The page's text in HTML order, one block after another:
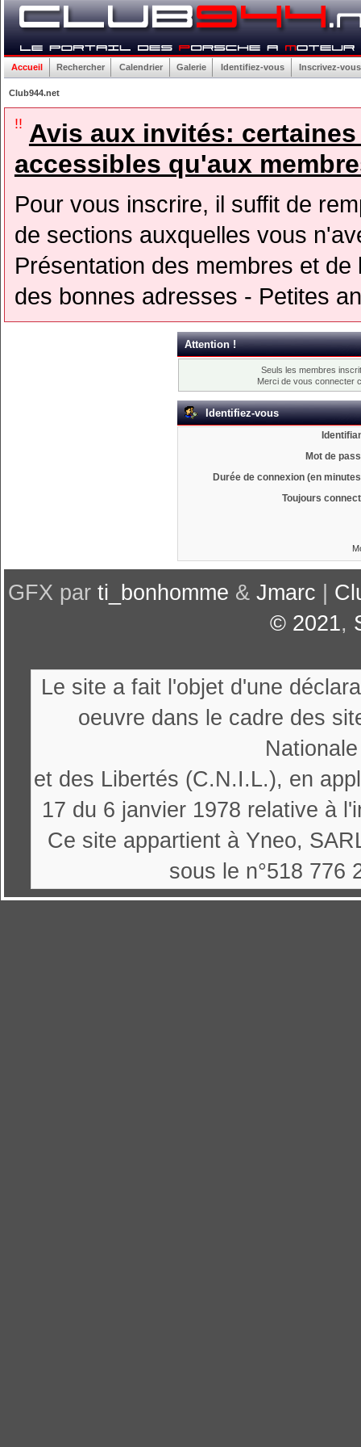
Accueil Rechercher Calendrier Galerie Identifiez-vous Inscrivez-vous
Club944.net
!! Avis aux invités:
accessibles qu'aux
Pour vous inscrire, il suffit de
de sections auxquelles vous
Présentation des membres et
des bonnes adresses - Petites
Attention !
Seuls les membres
Merci de vous connecter
Identifiez-vous
Mot de
Durée de connexion (en
Toujours
GFX par ti_bonhomme & Jmarc
© 2021,
Le site a fait l'objet d'une
oeuvre dans le cadre des
et des Libertés (C.N.I.L.), en
17 du 6 janvier 1978 relative à
Ce site appartient à Yneo,
sous le n°518 776